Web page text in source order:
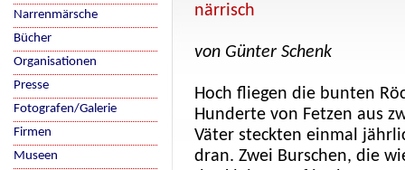
närrisch
von Günter Schenk
Hoch fliegen die bunten
Hunderte von Fetzen aus
Väter steckten einmal
dran. Zwei Burschen, die
Narrenmärsche
Bücher
Organisationen
Presse
Fotografen/Galerie
Firmen
Museen